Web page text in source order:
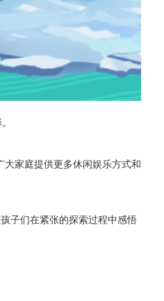
家庭提供更多休闲娱乐方式和
子们在紧张的探索过程中感悟